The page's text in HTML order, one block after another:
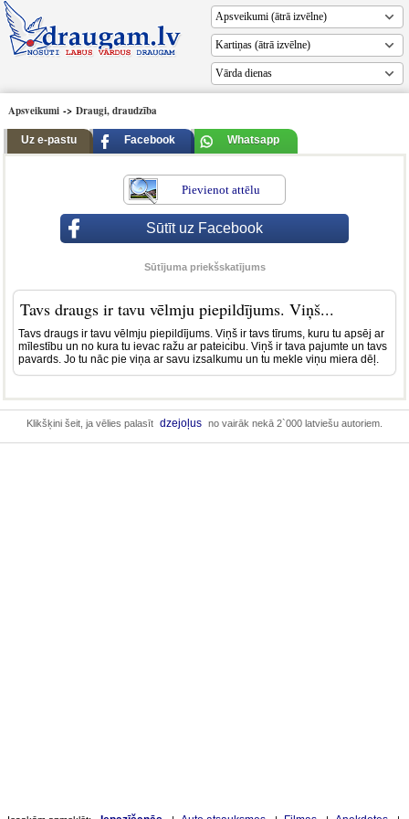
Vārda dienas
Apsveikumi -> Draugi, draudzība
Uz e-pastu Facebook Whatsapp
Pievienot attēlu
Sūtīt uz Facebook
Sūtījuma priekšskatījums
Tavs draugs ir tavu vēlmju piepildījums. Viņš...
Tavs draugs ir tavu vēlmju piepildījums. Viņš ir tavs tīrums, kuru tu apsēj ar
mīlestību un no kura tu ievac ražu ar pateicibu. Viņš ir tava pajumte un tavs
pavards. Jo tu nāc pie viņa ar savu izsalkumu un tu mekle viņu miera dēļ.
Klikšķini šeit, ja vēlies palasīt dzejoļus no vairāk nekā 2`000 latviešu autoriem.